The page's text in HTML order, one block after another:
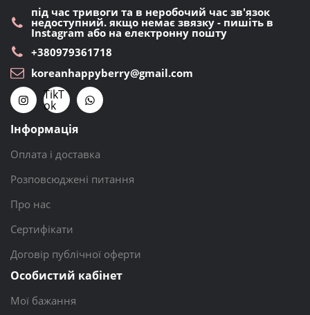
під час тривоги та в неробочий час зв'язок
недоступний. якщо немає звязку - пишіть в
Instagram або на електронну пошту
+380979361718
koreanhappyberry@gmail.com
TikT
ok
Інформація
Оплата і доставка
Розповсюджені питання
Про нас
Сертифікати
Договір публічної оферти
Особистий кабінет
Мої бажання